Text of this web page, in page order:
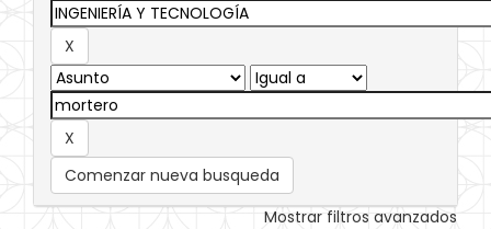
Comenzar nueva busqueda
Mostrar filtros avanzados